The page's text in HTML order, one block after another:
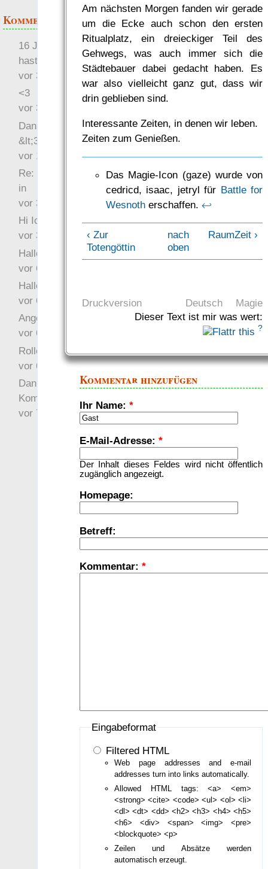
Am nächsten Morgen fanden wir gerade
um die Ecke auch schon den ersten
Ritualplatz, ein dreieckiger Teil des
Gehwegs, was auch immer sich die
Städtebauer dabei gedacht haben. Es
war also vielleicht ganz gut, dass wir
drin geblieben sind.
Interessante Zeiten, in denen wir leben.
Zeiten zum Genießen.
Das Magie-Icon (gaze) wurde von
cedricd, isaac, jetryl für Battle for
Wesnotherschaffen. ↩
‹ Zur
Totengöttin
nach
oben
RaumZeit ›
Deutsch Magie
Druckversion
Dieser Text ist mir was wert:
?
Kommentar hinzufügen
Ihr Name: *
E-Mail-Adresse: *
Der Inhalt dieses Feldes wird nicht öffentlich
zugänglich angezeigt.
Homepage:
Betreff:
Kommentar: *
Eingabeformat
Filtered HTML
Web page addresses and e-mail
addresses turn into links automatically.
Allowed HTML tags: <a> <em>
<strong> <cite> <code> <ul> <ol> <li>
<dl> <dt> <dd> <h2> <h3> <h4> <h5>
<h6> <div> <span> <img> <pre>
<blockquote> <p>
Zeilen und Absätze werden
automatisch erzeugt.
Kommentare
16 Jahre später: mist, du
hast Recht …
vor 31 Wochen 4 Tage
<3
vor 34 Wochen 6 Tage
Danke für das Statement
&lt;3
vor 1 Jahr 48 Wochen
Re: Hi Ich bin völlig neu
in
vor 3 Jahre 33 Wochen
Hi Ich bin völlig neu in
vor 3 Jahre 46 Wochen
Hallo Ochrasylion
vor 6 Jahre 10 Wochen
Hallo Drak
vor 6 Jahre 10 Wochen
Angefragt
vor 6 Jahre 10 Wochen
Rollenspielrunde
vor 6 Jahre 10 Wochen
Danke für Deinen
Kommentar!
vor 7 Jahre 22 Wochen